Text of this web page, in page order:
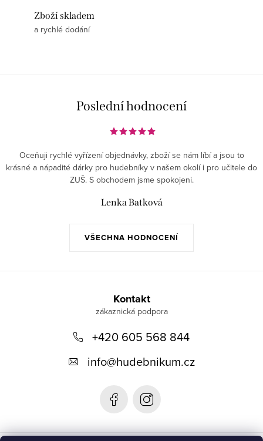
Zboží skladem
a rychlé dodání
Poslední hodnocení
VŠECHNA HODNOCENÍ
Oceňuji rychlé vyřízení objednávky, zboží se nám líbí a jsou to
krásné a nápadité dárky pro hudebníky v našem okolí i pro učitele do
ZUŠ. S obchodem jsme spokojeni.
Lenka Batková
Kontakt
+420 605 568 844
info@hudebnikum.cz